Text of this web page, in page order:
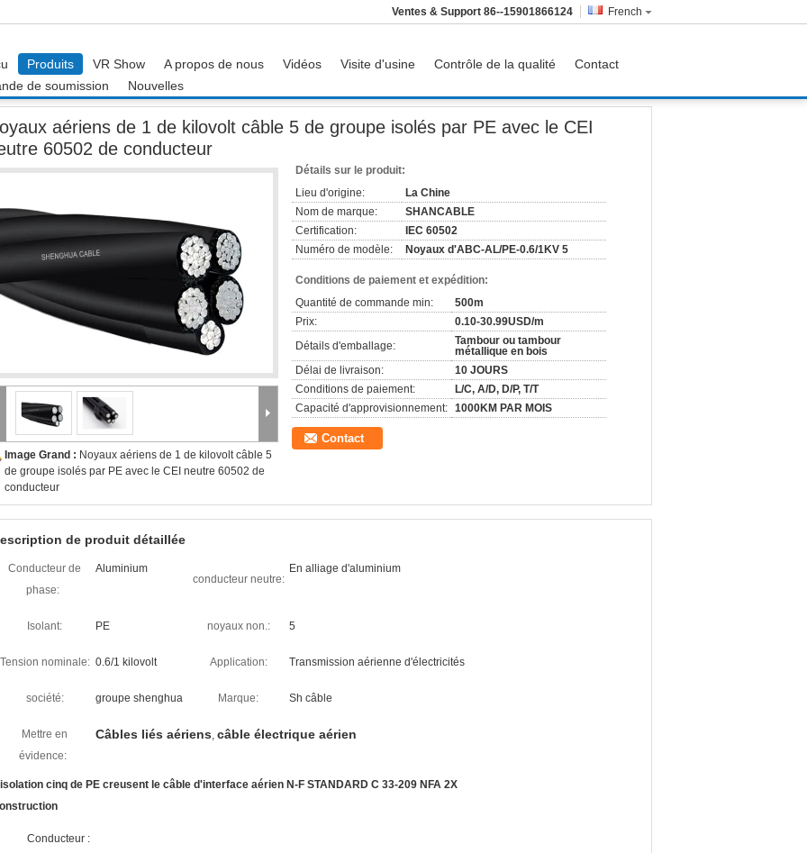
French
Ventes & Support 86--15901866124
Produits VR Show A propos de nous Vidéos Visite d'usine Contrôle de la qualité
Contact
de soumission
Nouvelles
Noyaux aériens de 1 de kilovolt câble 5 de groupe isolés par PE avec le CEI neutre 60502 de conducteur
aériens de 1 de kilovolt câble 5 de groupe isolés par PE avec le CEI
60502 de conducteur
Image Grand : Noyaux aériens de 1 de kilovolt câble 5
de groupe isolés par PE avec le CEI neutre 60502 de
conducteur
Détails sur le produit:
Lieu d'origine:
La Chine
Nom de marque:
SHANCABLE
Certification:
IEC 60502
Numéro de modèle:
Noyaux d'ABC-AL/PE-0.6/1KV 5
Conditions de paiement et expédition:
Quantité de commande min:
500m
Prix:
0.10-30.99USD/m
Détails d'emballage:
Tambour ou tambour
métallique en bois
Délai de livraison:
10 JOURS
Conditions de paiement:
L/C, A/D, D/P, T/T
Capacité d'approvisionnement: 1000KM PAR MOIS
Contact
de produit détaillée
Conducteur de
phase:
Aluminium
conducteur neutre:
En alliage d'aluminium
Isolant: PE noyaux non.: 5
Tension nominale: 0.6/1 kilovolt Application: Transmission aérienne d'électricités
société: groupe shenghua Marque: Sh câble
Mettre en
évidence:
Câbles liés aériens, câble électrique aérien
cinq de PE creusent le câble d'interface aérien N-F STANDARD C 33-209 NFA 2X
Conducteur :